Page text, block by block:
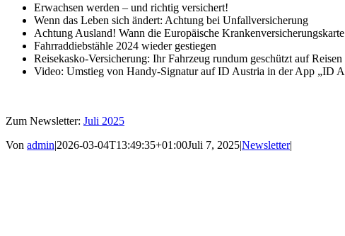
Erwachsen werden – und richtig versichert!
Wenn das Leben sich ändert: Achtung bei Unfallversicherung
Achtung Ausland! Wann die Europäische
Fahrraddiebstähle 2024 wieder gestiegen
Reisekasko-Versicherung: Ihr Fahrzeug rundum geschützt auf Reisen
Video: Umstieg von Handy-Signatur auf ID Austria in der App „ID
Zum Newsletter: Juli 2025
Von admin|2026-03-04T13:49:35+01:00Juli 7, 2025|Newsletter|